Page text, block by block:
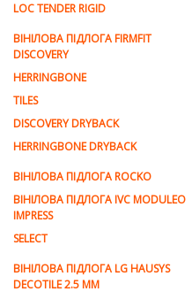
LOC TENDER RIGID
ВІНІЛОВА ПІДЛОГА FIRMFIT
DISCOVERY
HERRINGBONE
TILES
DISCOVERY DRYBACK
HERRINGBONE DRYBACK
ВІНІЛОВА ПІДЛОГА ROCKO
ВІНІЛОВА ПІДЛОГА IVC MODULEO
IMPRESS
SELECT
ВІНІЛОВА ПІДЛОГА LG HAUSYS
DECOTILE 2.5 MM